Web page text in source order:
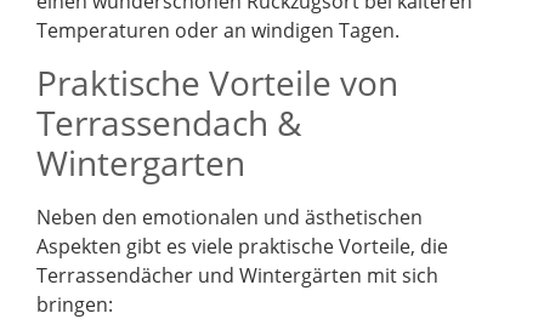
Temperaturen oder an windigen Tagen.
Praktische Vorteile von
Terrassendach &
Wintergarten
Neben den emotionalen und ästhetischen
Aspekten gibt es viele praktische Vorteile, die
Terrassendächer und Wintergärten mit sich
bringen: